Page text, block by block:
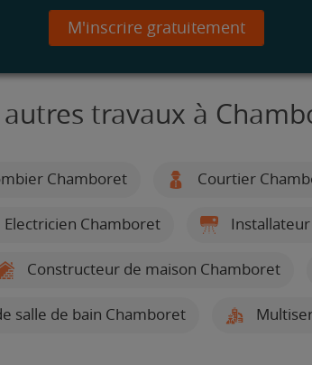
M'inscrire gratuitement
autres travaux à
Chamboret Courtier
Electricien Chamboret
Constructeur de maison Chamboret
salle de bain Chamboret